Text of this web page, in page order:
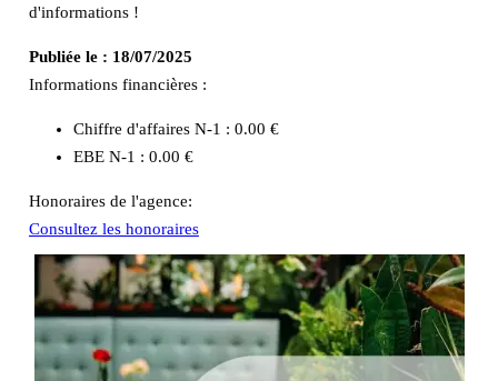
d'informations !
Publiée le : 18/07/2025
Informations financières :
Chiffre d'affaires N-1 : 0.00 €
EBE N-1 : 0.00 €
Honoraires de l'agence:
Consultez les honoraires